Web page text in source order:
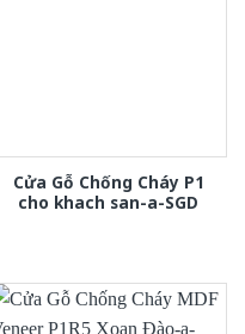
Cửa Gỗ Chống Cháy P1
cho khach san-a-SGD